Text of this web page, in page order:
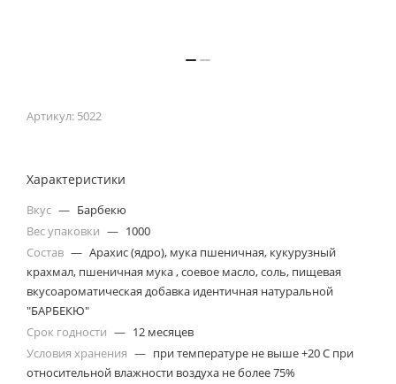
Артикул: 5022
Характеристики
Вкус — Барбекю
Вес упаковки — 1000
Состав — Арахис (ядро), мука пшеничная, кукурузный
крахмал, пшеничная мука , соевое масло, соль, пищевая
вкусоароматическая добавка идентичная натуральной
"БАРБЕКЮ"
Срок годности — 12 месяцев
Условия хранения — при температуре не выше +20 С при
относительной влажности воздуха не более 75%